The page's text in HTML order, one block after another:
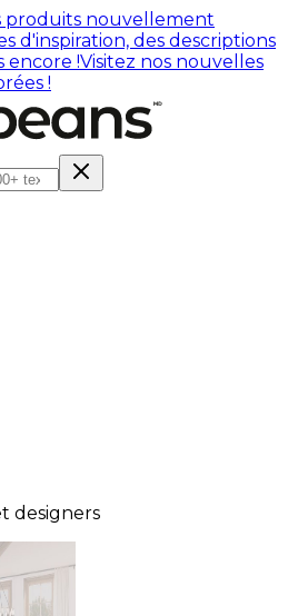
produits nouvellement
d'inspiration, des descriptions
encore !Visitez nos nouvelles
!
designers